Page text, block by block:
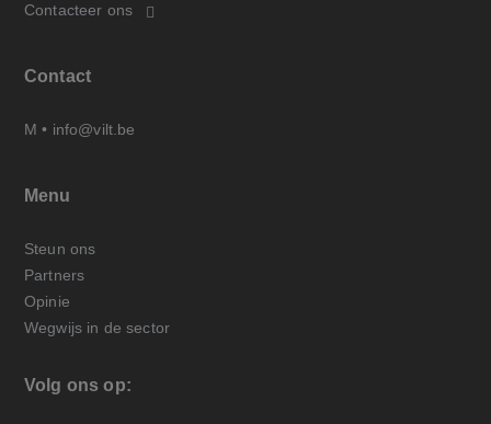
Contacteer ons
Contact
M • info@vilt.be
Menu
Steun ons
Partners
Opinie
Wegwijs in de sector
Volg ons op: